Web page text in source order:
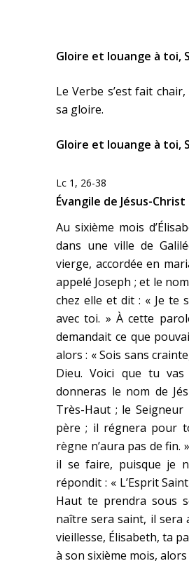
Gloire et louange à toi,
Le Verbe s’est fait
sa gloire.
Gloire et louange à toi,
Lc 1, 26-38
Évangile de Jésus-
Au sixième mois
dans une ville de
vierge, accordée en
appelé Joseph ; et le
chez elle et dit : « Je te
avec toi. » À cette
demandait ce que
alors : « Sois sans
Dieu. Voici que tu
donneras le nom de
Très-Haut ; le
père ; il régnera pour
règne n’aura pas de fin.
il se faire, puisque je
répondit : « L’Esprit
Haut te prendra sous
naître sera saint, il sera
vieillesse, Élisabeth, ta
à son sixième mois,